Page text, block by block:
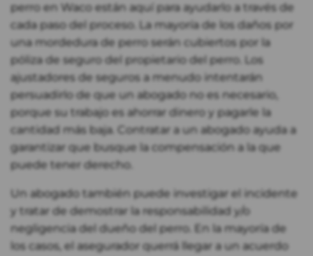
perro en Waco están aquí para ayudarlo a través de
cada paso del proceso. La mayoría de los daños por
una mordedura de perro serán cubiertos por la
póliza de seguro del propietario del perro. Los
ajustadores de seguros a menudo intentarán
persuadirlo de que un abogado no es necesario,
porque su trabajo es ahorrar dinero y pagarle la
cantidad más baja. Contratar a un abogado ayuda a
garantizar que busque la compensación a la que
puede tener derecho.
Un abogado también puede investigar el incidente
y tratar de demostrar la responsabilidad y/o
negligencia del dueño del perro. En la mayoría de
los casos, el asegurador querrá llegar a un acuerdo